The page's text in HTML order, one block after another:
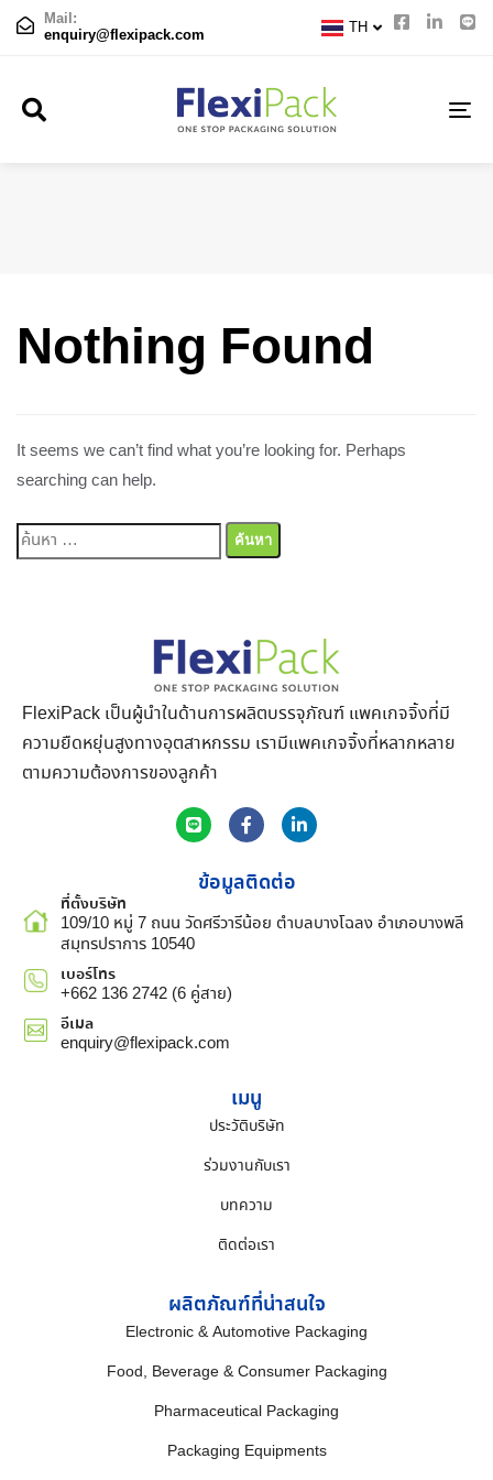
Mail:
enquiry@flexipack.com TH
JP
Nothing Found
It seems we can’t find what you’re looking for. Perhaps
searching can help.
FlexiPack เป็นผู้นำในด้านการผลิตบรรจุภัณฑ์ แพคเกจจิ้งที่มี
ความยืดหยุ่นสูงทางอุตสาหกรรม เรามีแพคเกจจิ้งที่หลากหลาย
ตามความต้องการของลูกค้า
ข้อมูลติดต่อ
ที่ตั้งบริษัท
109/10 หมู่ 7 ถนน วัดศรีวารีน้อย ตำบลบางโฉลง อำเภอบางพลี
สมุทรปราการ 10540
เบอร์โทร
+662 136 2742 (6 คู่สาย)
อีเมล
enquiry@flexipack.com
เมนู
ประวัติบริษัท
ร่วมงานกับเรา
บทความ
ติดต่อเรา
ผลิตภัณฑ์ที่น่าสนใจ
Electronic & Automotive Packaging
Food, Beverage & Consumer Packaging
Pharmaceutical Packaging
Packaging Equipments